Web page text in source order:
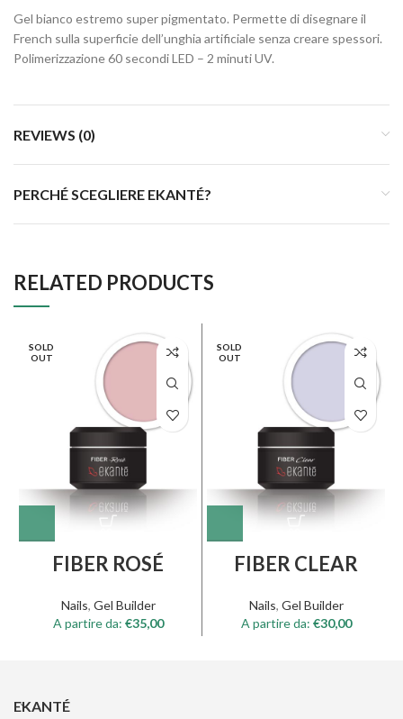
Gel bianco estremo super pigmentato. Permette di disegnare il
French sulla superficie dell’unghia artificiale senza creare spessori.
Polimerizzazione 60 secondi LED – 2 minuti UV.
REVIEWS (0)
PERCHÉ SCEGLIERE EKANTÉ?
RELATED PRODUCTS
SOLD
OUT
FIBER ROSÉ
Nails, Gel Builder
A partire da: €35,00
SOLD
OUT
FIBER CLEAR
Nails, Gel Builder
A partire da: €30,00
EKANTÉ